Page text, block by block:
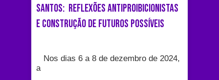
Santos: Reflexões antiproibicionistas
e construção de futuros possíveis
Nos dias 6 a 8 de dezembro de 2024,
a